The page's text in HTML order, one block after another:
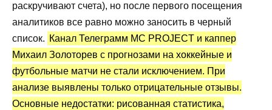
Канал Телеграм MC PROJECT: статистика
и отзывы
Преимущества и недостатки
раскручивают счета), но после первого посещения
аналитиков все равно можно заносить в черный
список. Канал Телеграмм MC PROJECT и каппер
Михаил Золоторев с прогнозами на хоккейные и
футбольные матчи не стали исключением. При
анализе выявлены только отрицательные отзывы.
Основные недостатки: рисованная статистика,